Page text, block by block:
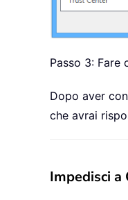
Passo 3: Fare
Dopo aver
che avrai
Impedisci